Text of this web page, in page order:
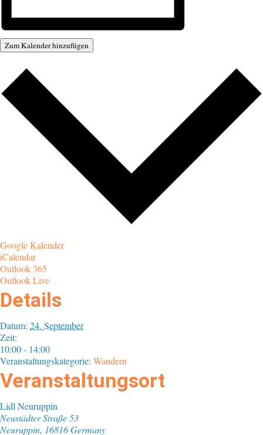
Zum Kalender hinzufügen
Google Kalender
iCalendar
Outlook 365
Outlook Live
Details
Datum: 24. September
Zeit:
10:00 - 14:00
Veranstaltungskategorie: Wandern
Veranstaltungsort
Lidl Neuruppin
Neustädter Straße 53
Neuruppin, 16816Germany